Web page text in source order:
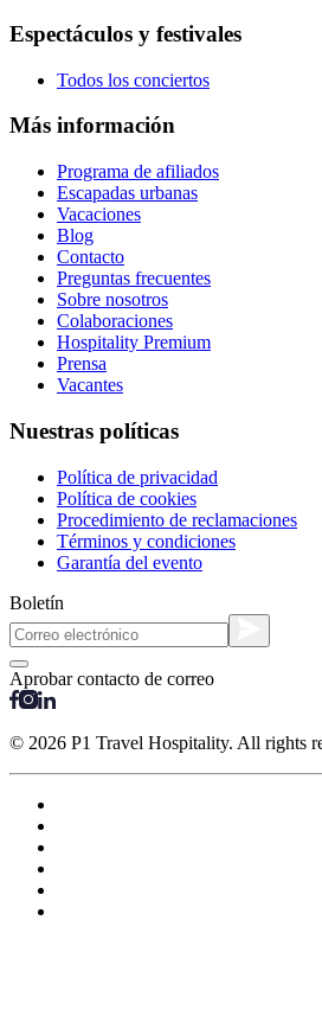
Espectáculos y festivales
Todos los conciertos
Más información
Programa de afiliados
Escapadas urbanas
Vacaciones
Blog
Contacto
Preguntas frecuentes
Sobre nosotros
Colaboraciones
Hospitality Premium
Prensa
Vacantes
Nuestras políticas
Política de privacidad
Política de cookies
Procedimiento de reclamaciones
Términos y condiciones
Garantía del evento
Boletín
Aprobar contacto de correo
© 2026 P1 Travel Hospitality. All rights